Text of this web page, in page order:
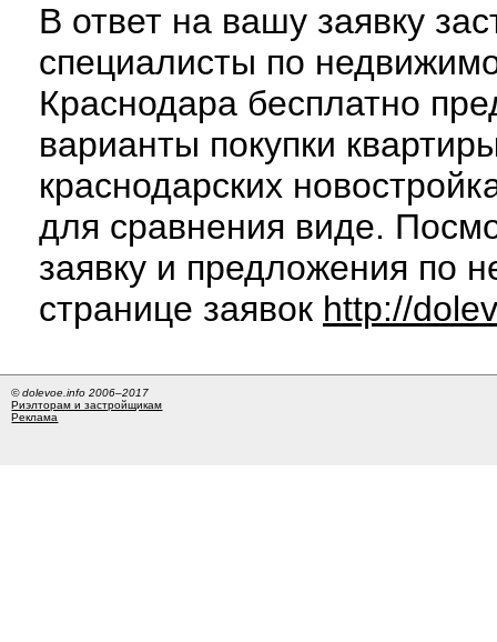
В ответ на вашу заявку
специалисты по
Краснодара бесплатно
варианты покупки
краснодарских
для сравнения виде.
заявку и предложения по
странице заявок http://
© dolevoe.info 2006–2017
Риэлторам и застройщикам
Реклама